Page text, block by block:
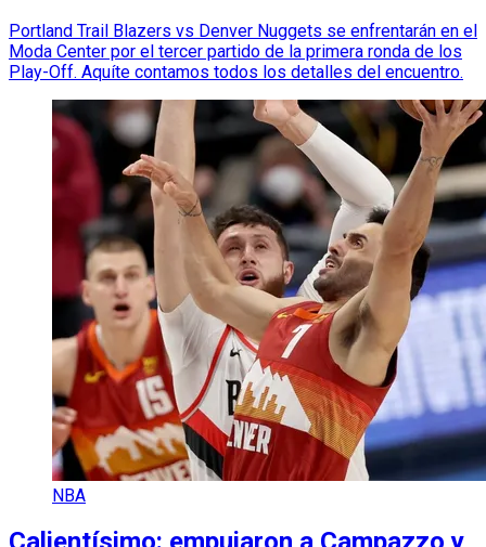
Portland Trail Blazers vs Denver Nuggets se enfrentarán en el
Moda Center por el tercer partido de la primera ronda de los
Play-Off. Aquíte contamos todos los detalles del encuentro.
NBA